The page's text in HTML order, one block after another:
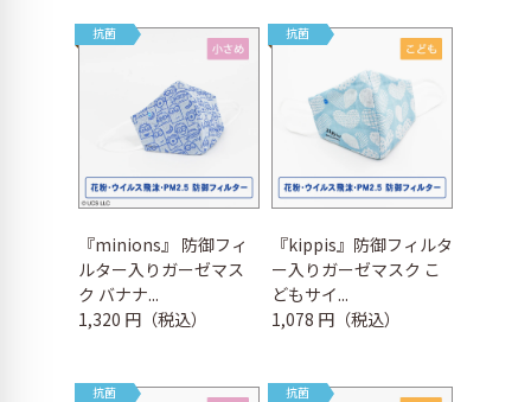
抗菌
『minions』 防御フィ
ルター入りガーゼマス
ク バナナ...
1,320 円（税込）
抗菌
『kippis』防御フィルタ
ー入りガーゼマスク こ
どもサイ...
1,078 円（税込）
抗菌 抗菌